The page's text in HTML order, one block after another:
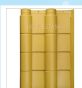
司与国内外多家大型实力型屋
史。有着较强的技术与人才资
现代建筑设计发展对屋面瓦装
风格各异的高分子装饰瓦、高
格，又具有自然浪漫的欧式风
元素。 因为专注，所以专业
自身优势，专注与屋瓦产品